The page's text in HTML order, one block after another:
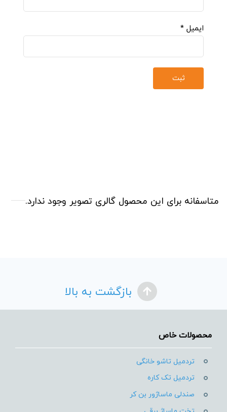
ایمیل *
متاسفانه برای این محصول گالری تصویر وجود ندارد.
بازگشت به بالا
محصولات خاص
تردمیل تاشو خانگی
تردمیل تک کاره
صندلی ماساژور بن کر